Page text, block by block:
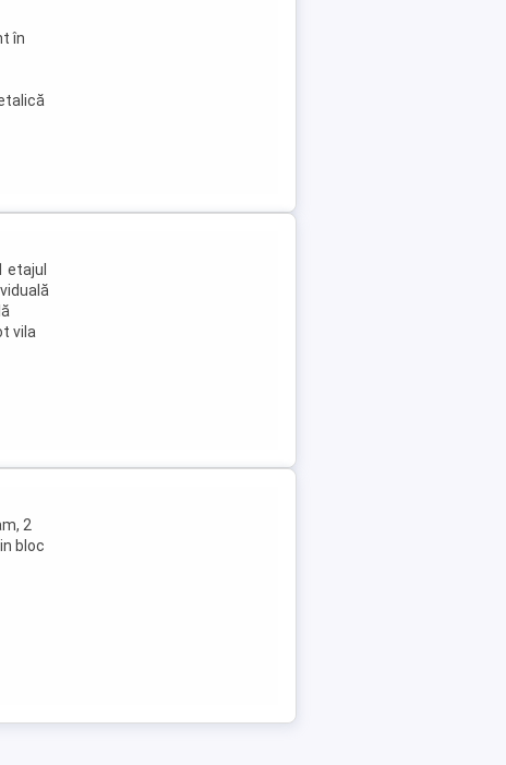
în
etajul
vila
2
bloc